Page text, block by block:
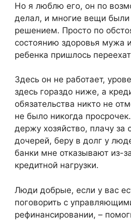
Но я люблю его, он по
делал, и многие вещи
решением. Просто по
состоянию здоровья мужа
ребенка пришлось
Здесь он не работает,
здесь гораздо ниже, а
обязательства никто не
не было никогда
держу хозяйство, плачу за
дочерей, беру в долг у
банки мне отказывают из-
кредитной нагрузки.
Люди добрые, если у вас
поговорить с
рефинансировании, –